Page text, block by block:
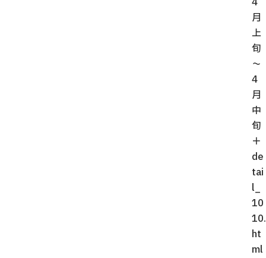
月
上
旬
～
4
月
中
旬
＋
de
tai
l_
10
10.
ht
ml